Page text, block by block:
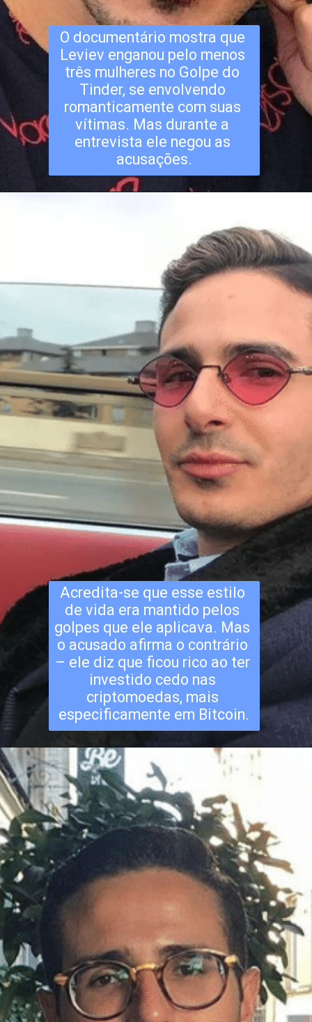
O documentário mostra que
Leviev enganou pelo menos
três mulheres no Golpe do
Tinder, se envolvendo
romanticamente com suas
vítimas. Mas durante a
entrevista ele negou as
acusações.
Acredita-se que esse estilo
de vida era mantido pelos
golpes que ele aplicava. Mas
o acusado afirma o contrário
– ele diz que ficou rico ao ter
investido cedo nas
criptomoedas, mais
especificamente em Bitcoin.